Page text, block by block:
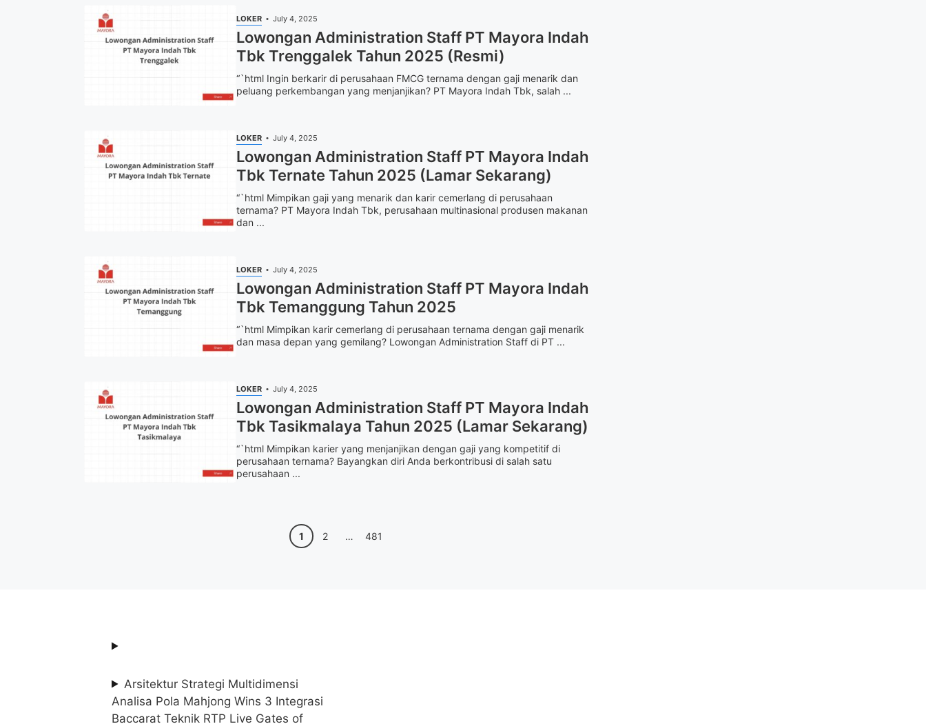
LOKER July 4, 2025
Lowongan Administration Staff PT Mayora Indah
Tbk Trenggalek Tahun 2025 (Resmi)
“`html Ingin berkarir di perusahaan FMCG ternama dengan gaji menarik dan
peluang perkembangan yang menjanjikan? PT Mayora Indah Tbk, salah ...
LOKER July 4, 2025
Lowongan Administration Staff PT Mayora Indah
Tbk Ternate Tahun 2025 (Lamar Sekarang)
“`html Mimpikan gaji yang menarik dan karir cemerlang di perusahaan
ternama? PT Mayora Indah Tbk, perusahaan multinasional produsen makanan
dan ...
LOKER July 4, 2025
Lowongan Administration Staff PT Mayora Indah
Tbk Temanggung Tahun 2025
“`html Mimpikan karir cemerlang di perusahaan ternama dengan gaji menarik
dan masa depan yang gemilang? Lowongan Administration Staff di PT ...
LOKER July 4, 2025
Lowongan Administration Staff PT Mayora Indah
Tbk Tasikmalaya Tahun 2025 (Lamar Sekarang)
“`html Mimpikan karier yang menjanjikan dengan gaji yang kompetitif di
perusahaan ternama? Bayangkan diri Anda berkontribusi di salah satu
perusahaan ...
Page
1 Page
2 … Page
481
Arsitektur Strategi Multidimensi
Analisa Pola Mahjong Wins 3 Integrasi
Baccarat Teknik RTP Live Gates of